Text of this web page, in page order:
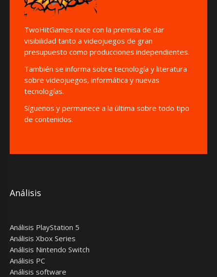
TwoHitGames nace con la premisa de dar
visibilidad tanto a videojuegos de gran
presupuesto como producciones independientes.
También se informa sobre tecnología y literatura
sobre videojuegos, informática y nuevas
tecnologías.
Síguenos y permanece a la última sobre todo tipo
de contenidos.
Análisis
Análisis PlayStation 5
Análisis Xbox Series
Análisis Nintendo Switch
Análisis PC
Análisis software